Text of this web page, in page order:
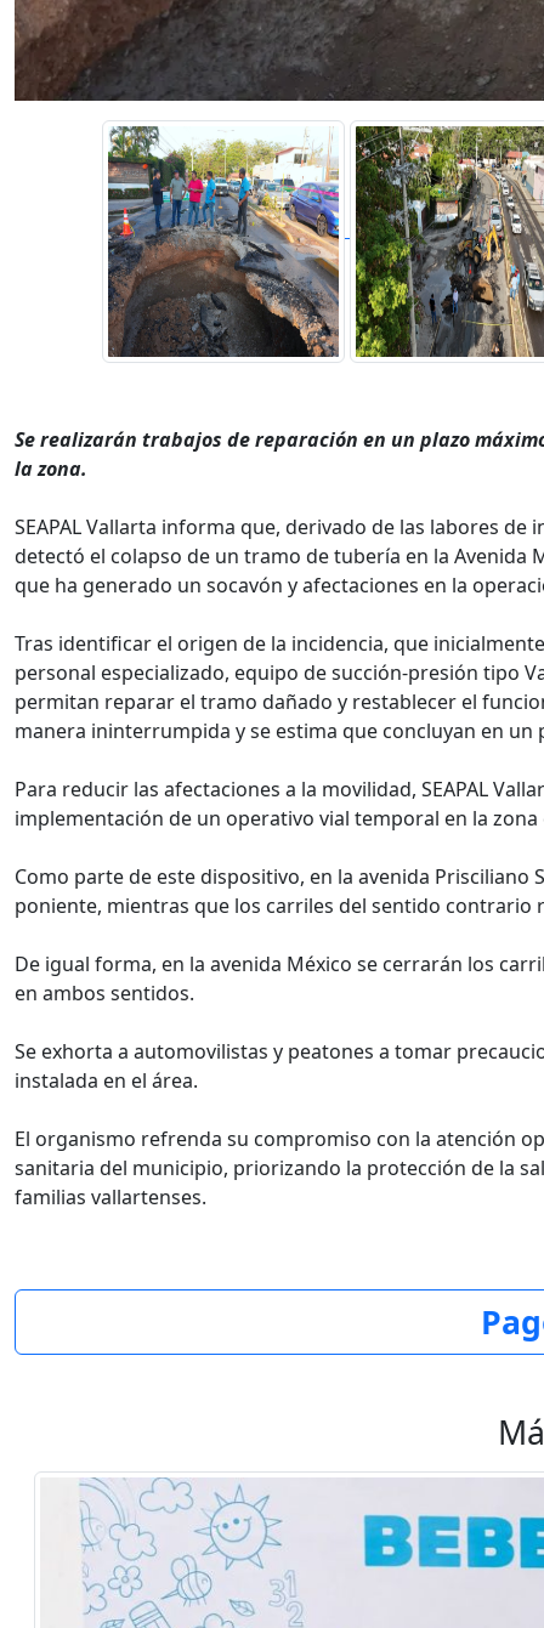
Se realizarán trabajos de reparación en un plazo
la zona.
SEAPAL Vallarta informa que, derivado de las labores
detectó el colapso de un tramo de tubería en la Avenida
que ha generado un socavón y afectaciones en la
Tras identificar el origen de la incidencia, que
personal especializado, equipo de succión-presión tipo
permitan reparar el tramo dañado y restablecer el
manera ininterrumpida y se estima que concluyan en
Para reducir las afectaciones a la movilidad, SEAPAL
implementación de un operativo vial temporal en la
Como parte de este dispositivo, en la avenida
poniente, mientras que los carriles del sentido
De igual forma, en la avenida México se cerrarán los
en ambos sentidos.
Se exhorta a automovilistas y peatones a tomar
instalada en el área.
El organismo refrenda su compromiso con la atención
sanitaria del municipio, priorizando la protección de la
familias vallartenses.